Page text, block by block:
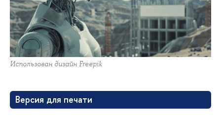
Использован дизайн Freepik
Версия для печати